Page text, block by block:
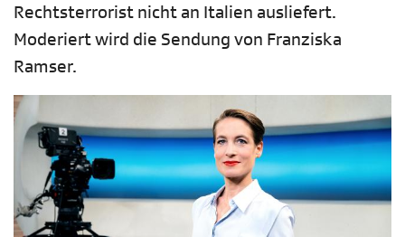
Rechtsterrorist nicht an Italien ausliefert.
Moderiert wird die Sendung von Franziska
Ramser.